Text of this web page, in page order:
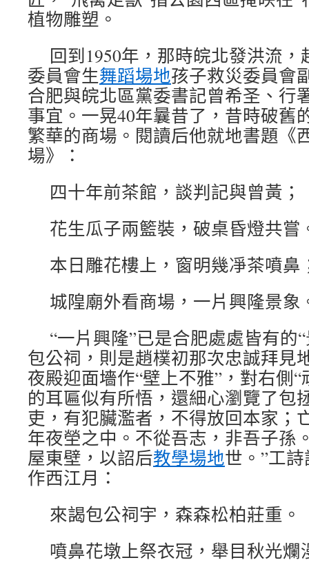
植物雕塑。
回到1950年，那時皖北發洪流
委員會生舞蹈場地孩子救災委員會
合肥與皖北區黨委書記曾希圣、行
事宜。一晃40年曩昔了，昔時破舊
繁華的商場。閱讀后他就地書題《
場》：
四十年前茶館，談判記與曾黃；
花生瓜子兩籃裝，破桌昏燈共嘗
本日雕花樓上，窗明幾凈茶噴鼻
城隍廟外看商場，一片興隆景象
“一片興隆”已是合肥處處皆有的
包公祠，則是趙樸初那次忠誠拜見
夜殿迎面墻作“壁上不雅”，對右側“
的耳匾似有所悟，還細心瀏覽了包
吏，有犯臟濫者，不得放回本家；
年夜塋之中。不從吾志，非吾子孫
屋東壁，以詔后教學場地世。”工
作西江月：
來謁包公祠宇，森森松柏莊重。
噴鼻花墩上祭衣冠，舉目秋光爛